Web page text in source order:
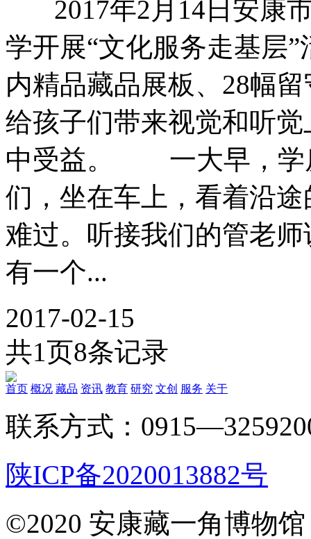
2017年2月14日安康
学开展“文化服务走基层
内精品藏品展板、28幅
给孩子们带来视觉和听
中受益。 一大早，学
们，坐在车上，看着沿
难过。听接我们的管老
有一个...
2017-02-15
共1页8条记录
首页 概况 藏品 资讯 教育 研究 文创 服务 关于
联系方式：
陕ICP备2020013882号
©2020 安康藏一角博物馆